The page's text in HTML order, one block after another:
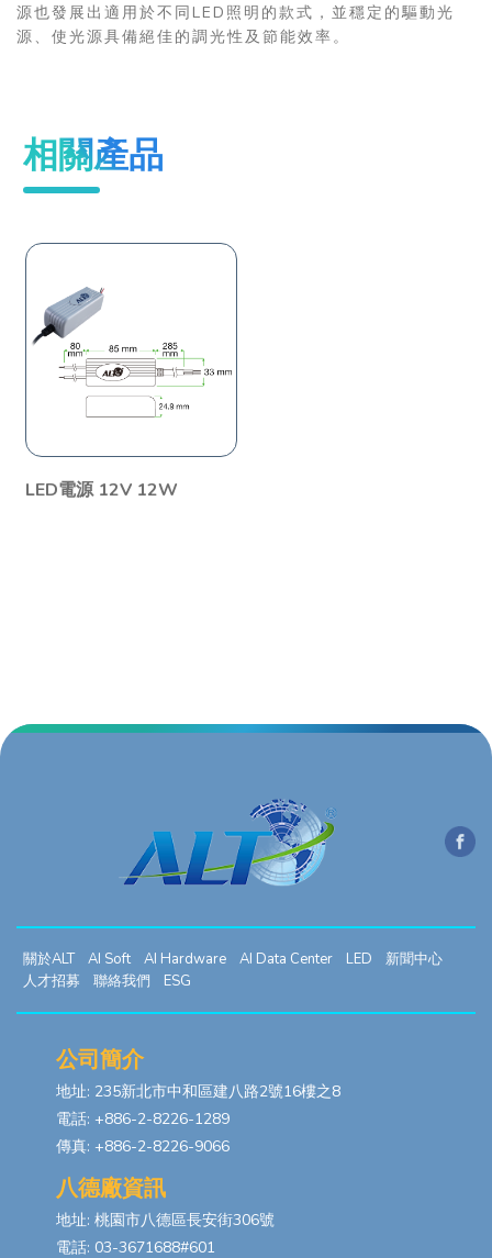
源也發展出適用於不同LED照明的款式，並穩定的驅動光
源、使光源具備絕佳的調光性及節能效率。
相關產品
LED電源 12V 12W
關於ALT AI Soft AI Hardware AI Data Center LED
新聞中心
人才招募
聯絡我們 ESG
公司簡介
地址: 235新北市中和區建八路2號16樓之8
電話: +886-2-8226-1289
傳真: +886-2-8226-9066
八德廠資訊
地址: 桃園市八德區長安街306號
電話: 03-3671688#601